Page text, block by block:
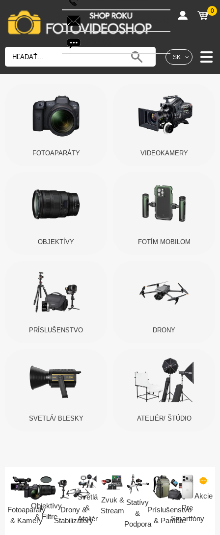
SK
shop@fotovideoshop.sk
0
FOTOAPARÁTY VIDEOKAMERY
OBJEKTÍVY FOTÍM MOBILOM
PRÍSLUŠENSTVO DRONY
SVETLÁ/ BLESKY ATELIÉR/ ŠTÚDIO
Fotoaparáty
& Kamery
Objektívy
& Filtre
Drony &
Stabilizátory
Svetlá
&
Ateliér
Zvuk &
Stream
Statívy
&
Podpora
Príslušenstvo
& Pamäte
Pre
Smartfóny
Akcie